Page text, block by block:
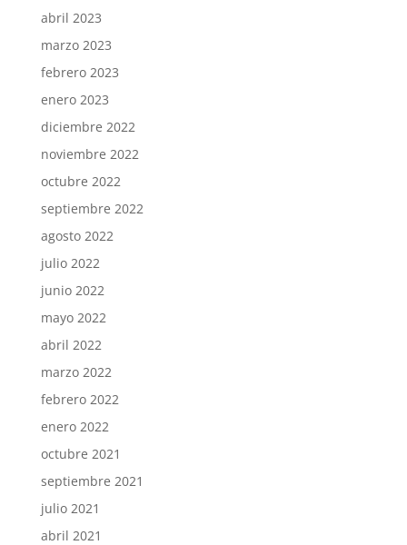
abril 2023
marzo 2023
febrero 2023
enero 2023
diciembre 2022
noviembre 2022
octubre 2022
septiembre 2022
agosto 2022
julio 2022
junio 2022
mayo 2022
abril 2022
marzo 2022
febrero 2022
enero 2022
octubre 2021
septiembre 2021
julio 2021
abril 2021